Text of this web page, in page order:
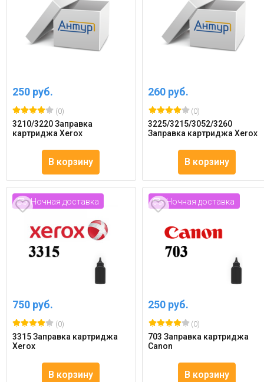
250 руб.
(0)
3210/3220 Заправка
картриджа Xerox
В корзину
260 руб.
(0)
3225/3215/3052/3260
Заправка картриджа Xerox
В корзину
Ночная доставка
750 руб.
(0)
3315 Заправка картриджа
Xerox
В корзину
Ночная доставка
250 руб.
(0)
703 Заправка картриджа
Canon
В корзину